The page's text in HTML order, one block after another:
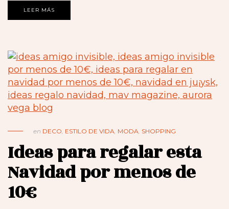
LEER MÁS
en DECO, ESTILO DE VIDA, MODA, SHOPPING
Ideas para regalar esta
Navidad por menos de
10€